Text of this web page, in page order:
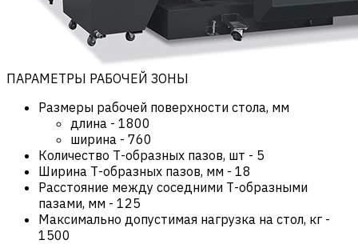
ПАРАМЕТРЫ РАБОЧЕЙ ЗОНЫ
Размеры рабочей поверхности стола, мм
длина - 1800
ширина - 760
Количество Т-образных пазов, шт - 5
Ширина Т-образных пазов, мм - 18
Расстояние между соседними Т-образными
пазами, мм - 125
Максимально допустимая нагрузка на стол, кг -
1500